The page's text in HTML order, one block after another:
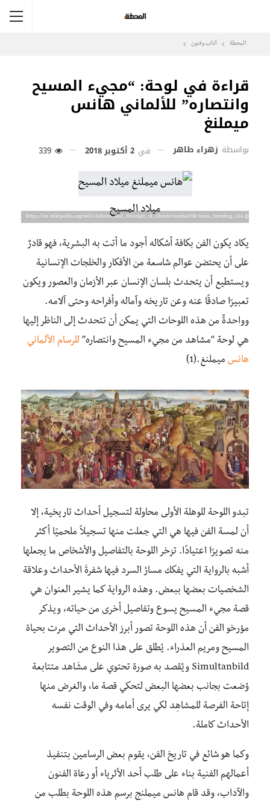
المحطة آداب وفنون
قراءة في لوحة: “مجيء المسيح
وانتصاره” للألماني هانس
ميملنغ
بواسطة زهراء طاهر في 2 أكتوبر 2018
ميلاد المسيح
https://en.wikipedia.org/wiki/Advent_and_Triumph_of_Christ#/media/File:Hans_Memling_056.jpg
يكاد يكون الفن بكافة أشكاله أجود ما أتت به البشرية، فهو قادرٌ
على أن يحتضن عوالم شاسعة من الأفكار والخلجات الإنسانية
ويستطيع أن يتحدث بلسان الإنسان عبر الأزمان والعصور ويكون
تعبيرًا صادقًا عنه وعن تاريخه وآماله وأفراحه وحتى آلامه.
وواحدةٌ من هذه اللوحات التي يمكن أن تتحدث إلى الناظر إليها
هي لوحة “مشاهد من مجيء المسيح وانتصاره” للرسام الألماني
هانس ميملنغ.(1)
تبدو اللوحة للوهلة الأولى محاولة لتسجيل أحداث تاريخية، إلا
أن لمسة الفن فيها هي التي جعلت منها تسجيلاً ملحميًا أكثر
منه تصويرًا اعتيادًا. تزخر اللوحة بالتفاصيل والأشخاص ما يجعلها
أشبه بالرواية التي يفكك مسارُ السرد فيها شفرةَ الأحداث وعلاقة
الشخصيات بعضها ببعض. وهذه الرواية كما يشير العنوان هي
قصة مجيء المسيح يسوع وتفاصيل أخرى من حياته، ويذكر
مؤرخو الفن أن هذه اللوحة تصور أبرز الأحداث التي مرت بحياة
المسيح ومريم العذراء. يُطلق على هذا النوع من التصوير
Simultanbild ويُقصد به صورة تحتوي على مشَاهد متتابعة
وُضعت بجانب بعضها البعض لتحكي قصة ما، والغرض منها
إتاحة الفرصة للمشاهِد لكي يرى أمامه وفي الوقت نفسه
الأحداث كاملة.
وكما هو شائع في تاريخ الفن، يقوم بعض الرسامين بتنفيذ
أعمالهم الفنية بناء على طلب أحد الأثرياء أو رعاة الفنون
والآداب، وقد قام هانس ميملنج برسم هذه اللوحة بطلب من